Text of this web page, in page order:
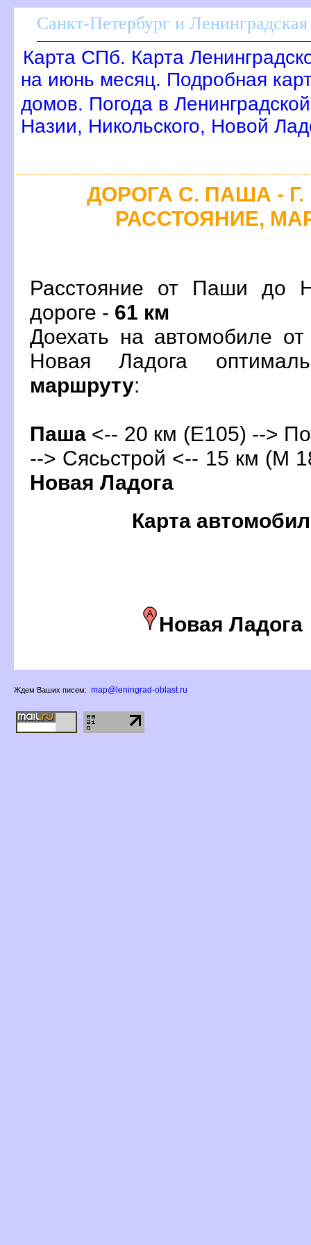
Санкт-Петербург и Ленинградская
Карта СПб. Карта
на июнь месяц. Подробная
домов. Погода в
Назии, Никольского, Новой
ДОРОГА С. ПАША -
РАССТОЯНИЕ,
Расстояние от Паши до
дороге - 61 км
Доехать на автомобиле
Новая Ладога
маршруту:
Паша <-- 20 км (Е105) -->
--> Сясьстрой <-- 15 км (М
Новая Ладога
Карта
Новая Ладога
Ждем Ваших писем: map@leningrad-oblast.ru